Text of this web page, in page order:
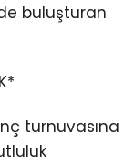
buluşturan
turnuvasına